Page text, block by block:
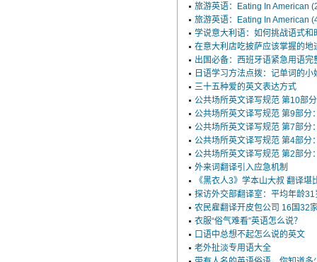
旅游英语：Eating In American
旅游英语：Eating In American
学说意大利语：如何挑战语式和
在意大利店吃披萨应该掌握的地
出国必备：西班牙语紧急用语完
日语学习方法点拨：记单词的小
三十五种爱的英文表达方式
公共场所英文译写规范 第10部
公共场所英文译写规范 第9部分
公共场所英文译写规范 第7部分
公共场所英文译写规范 第4部分
公共场所英文译写规范 第2部分
外来词翻译引入应急机制
《黑衣人3》学本山大叔 翻译堪
探访外交部翻译室：平均年龄
农民雇翻译开皮包公司 16国32
衣服“俗气难看”英语怎么说？
口语中总想不起怎么说的英文
老外扯淡专用语大全